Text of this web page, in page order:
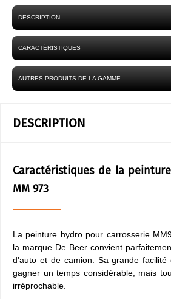
DESCRIPTION
CARACTÉRISTIQUES
AUTRES PRODUITS DE LA GAMME
DESCRIPTION
Caractéristiques de la
MM 973
La peinture hydro pour carrosserie
la marque De Beer convient
d'auto et de camion. Sa grande facilité
gagner un temps considérable, mais
irréprochable.